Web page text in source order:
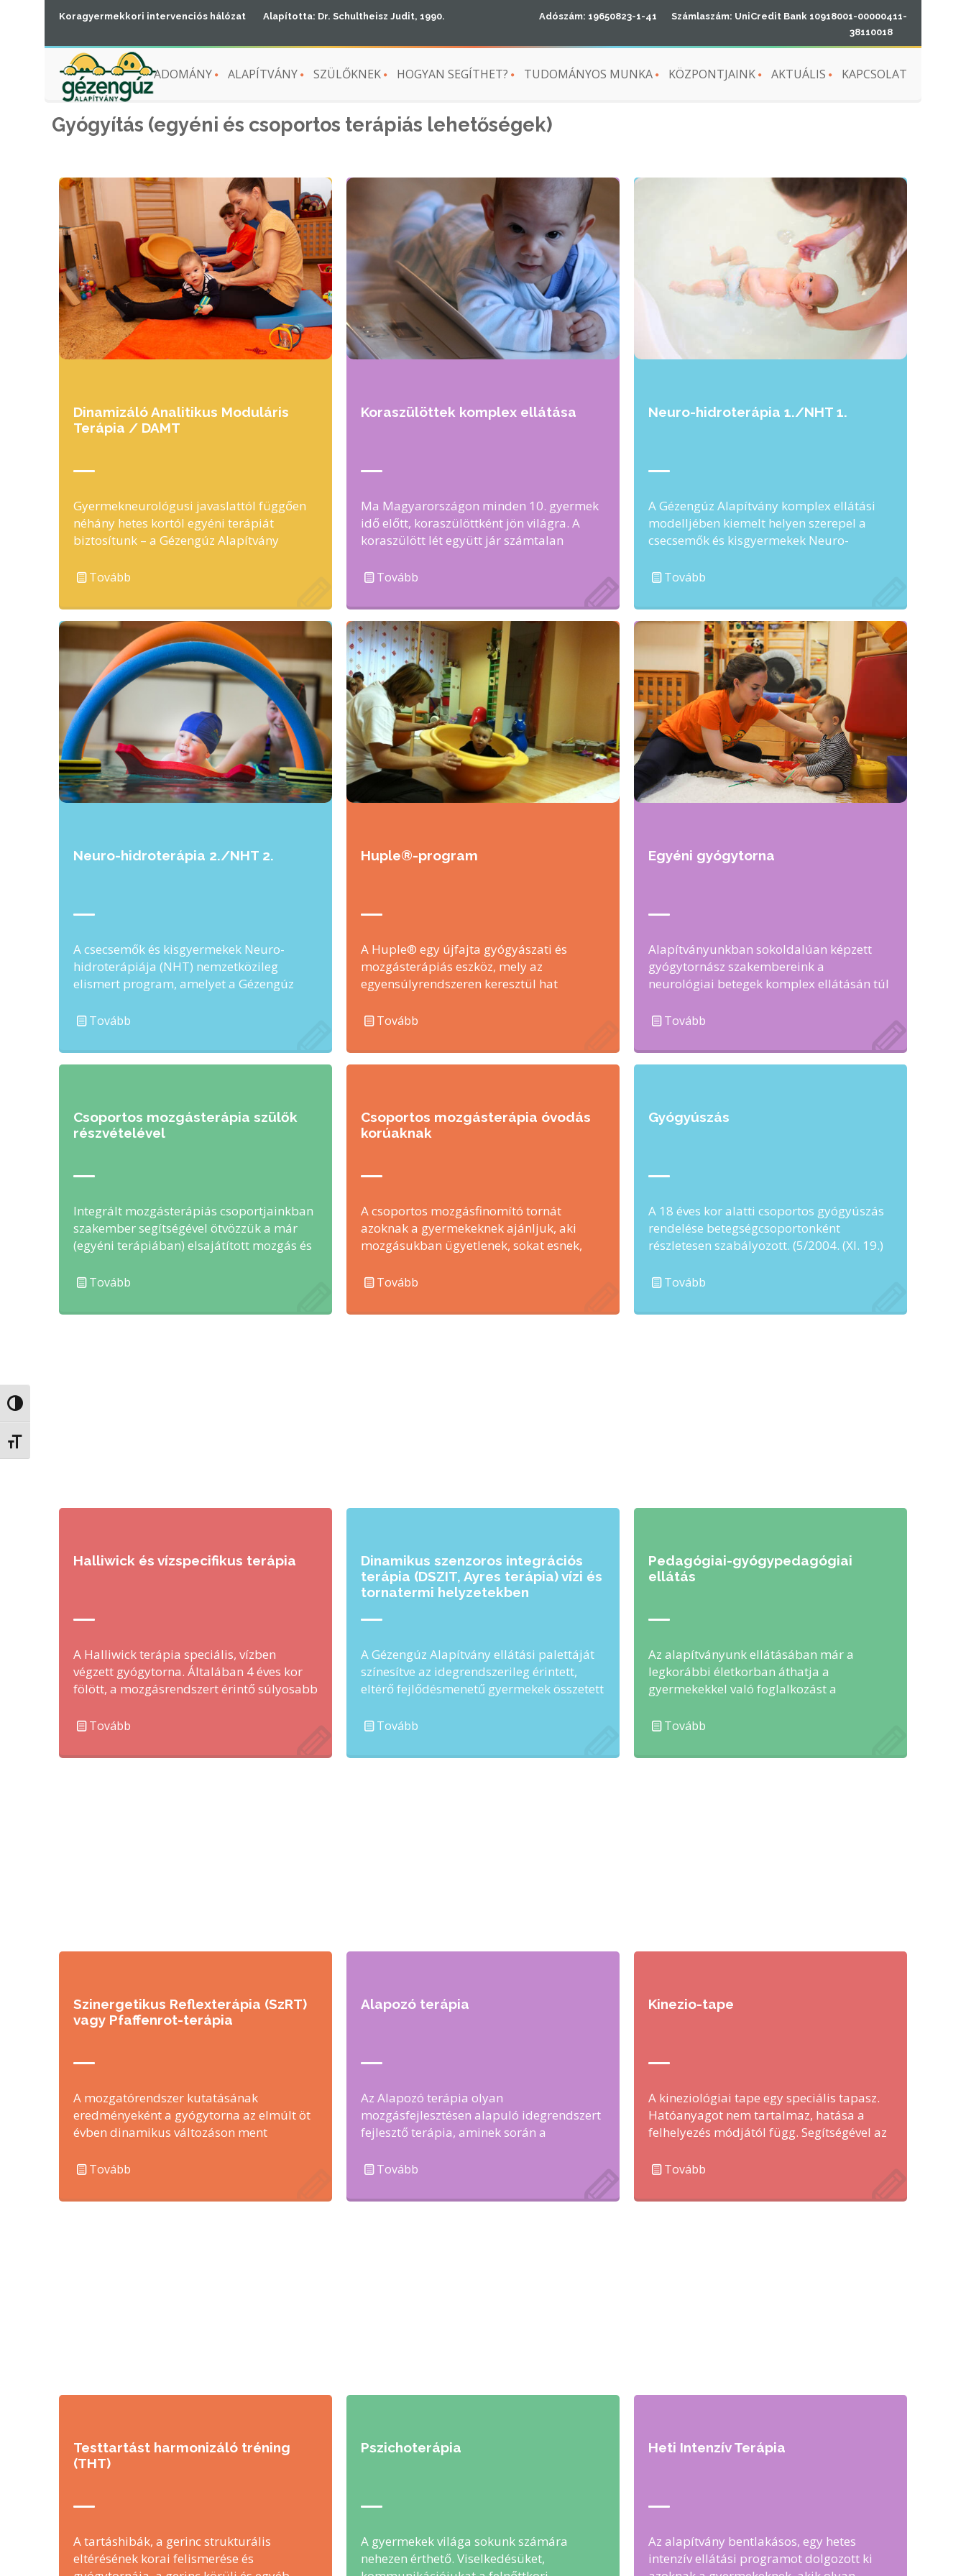
Nagy kontraszt váltása
Betűméret váltása
Koragyermekkori intervenciós hálózat Alapította: Dr. Schultheisz Judit, 1990. Adószám: 19650823-1-41
Számlaszám: UniCredit Bank 10918001-00000411-
38110018
ADOMÁNY ALAPÍTVÁNY SZÜLŐKNEK HOGYAN SEGÍTHET? TUDOMÁNYOS MUNKA KÖZPONTJAINK AKTUÁLIS KAPCSOLAT
Gyógyítás (egyéni és csoportos terápiás lehetőségek)
Dinamizáló Analitikus Moduláris
Terápia / DAMT
Gyermekneurológusi javaslattól függően
néhány hetes kortól egyéni terápiát
biztosítunk – a Gézengúz Alapítvány
Moduláris Terápiája alapján- jellemzően
Tovább
Koraszülöttek komplex ellátása
Ma Magyarországon minden 10. gyermek
idő előtt, koraszülöttként jön világra. A
koraszülött lét együtt jár számtalan
Tovább
Neuro-hidroterápia 1./NHT 1.
A Gézengúz Alapítvány komplex ellátási
modelljében kiemelt helyen szerepel a
csecsemők és kisgyermekek Neuro-
nemzetközileg is elismert program. …
Tovább
Neuro-hidroterápia 2./NHT 2.
A csecsemők és kisgyermekek Neuro-
hidroterápiája (NHT) nemzetközileg
elismert program, amelyet a Gézengúz
Judit dolgozott ki. Míg …
Tovább
Huple®-program
A Huple® egy újfajta gyógyászati és
mozgásterápiás eszköz, mely az
egyensúlyrendszeren keresztül hat
Alkalmas a központi idegrendszeri …
Tovább
Egyéni gyógytorna
Alapítványunkban sokoldalúan képzett
gyógytornász szakembereink a
neurológiai betegek komplex ellátásán túl
egyéb, főleg ortopédiai jellegű problémák
Tovább
Csoportos mozgásterápia szülők
részvételével
Integrált mozgásterápiás csoportjainkban
szakember segítségével ötvözzük a már
(egyéni terápiában) elsajátított mozgás és
folyamatát, biztosítjuk új motoros és
Tovább
Csoportos mozgásterápia óvodás
korúaknak
A csoportos mozgásfinomító tornát
azoknak a gyermekeknek ajánljuk, aki
mozgásukban ügyetlenek, sokat esnek,
foglalkozásaink elsődleges célja a …
Tovább
Gyógyúszás
A 18 éves kor alatti csoportos gyógyúszás
rendelése betegségcsoportonként
részletesen szabályozott. (5/2004. (XI. 19.)
szakorvos, illetve szakorvosi javaslat ...
Tovább
Halliwick és vízspecifikus terápia
A Halliwick terápia speciális, vízben
végzett gyógytorna. Általában 4 éves kor
fölött, a mozgásrendszert érintő súlyosabb
Tovább
Dinamikus szenzoros integrációs
terápia (DSZIT, Ayres terápia) vízi és
tornatermi helyzetekben
A Gézengúz Alapítvány ellátási palettáját
színesítve az idegrendszerileg érintett,
eltérő fejlődésmenetű gyermekek összetett
vezettük be …
Tovább
Pedagógiai-gyógypedagógiai
ellátás
Az alapítványunk ellátásában már a
legkorábbi életkorban áthatja a
gyermekekkel való foglalkozást a
Ilyenkor még a mozgáson, észlelésen, …
Tovább
Szinergetikus Reflexterápia (SzRT)
vagy Pfaffenrot-terápia
A mozgatórendszer kutatásának
eredményeként a gyógytorna az elmúlt öt
évben dinamikus változáson ment
be. A …
Tovább
Alapozó terápia
Az Alapozó terápia olyan
mozgásfejlesztésen alapuló idegrendszert
fejlesztő terápia, aminek során a
mozgásfejlődés állomásait. Lehetővé
Tovább
Kinezio-tape
A kineziológiai tape egy speciális tapasz.
Hatóanyagot nem tartalmaz, hatása a
felhelyezés módjától függ. Segítségével az
Tovább
Testtartást harmonizáló tréning
(THT)
A tartáshibák, a gerinc strukturális
eltérésének korai felismerése és
Pszichoterápia
A gyermekek világa sokunk számára
nehezen érthető. Viselkedésüket,
Heti Intenzív Terápia
Az alapítvány bentlakásos, egy hetes
intenzív ellátási programot dolgozott ki